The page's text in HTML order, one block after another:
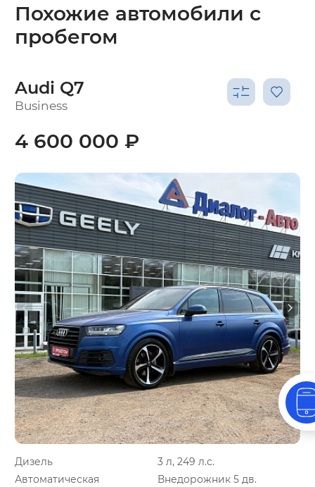
Похожие автомобили с
пробегом
Audi Q7
Business
Дизель
3 л, 249 л.с.
Автоматическая
Внедорожник 5 дв.
4 600 000 ₽